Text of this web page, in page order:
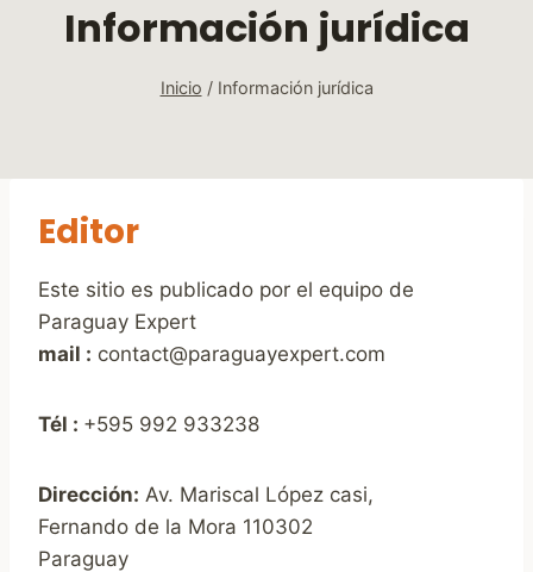
Información jurídica
Inicio / Información jurídica
Editor
Este sitio es publicado por el equipo de
Paraguay Expert
mail : contact@paraguayexpert.com
Tél : +595 992 933238
Dirección: Av. Mariscal López casi,
Fernando de la Mora 110302
Paraguay